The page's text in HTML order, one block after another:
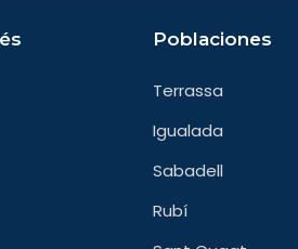
Poblaciones
Terrassa
Igualada
Sabadell
Rubí